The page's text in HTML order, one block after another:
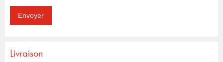
Livraison